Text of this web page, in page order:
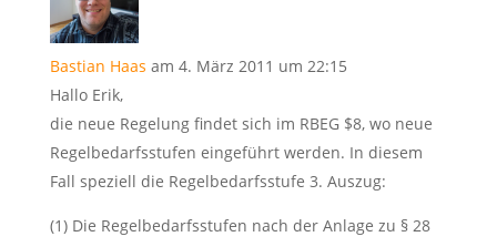
Bastian Haas am 4. März 2011 um 22:15
Hallo Erik,
die neue Regelung findet sich im RBEG $8, wo neue
Regelbedarfsstufen eingeführt werden. In diesem
Fall speziell die Regelbedarfsstufe 3. Auszug:
(1) Die Regelbedarfsstufen nach der Anlage zu § 28